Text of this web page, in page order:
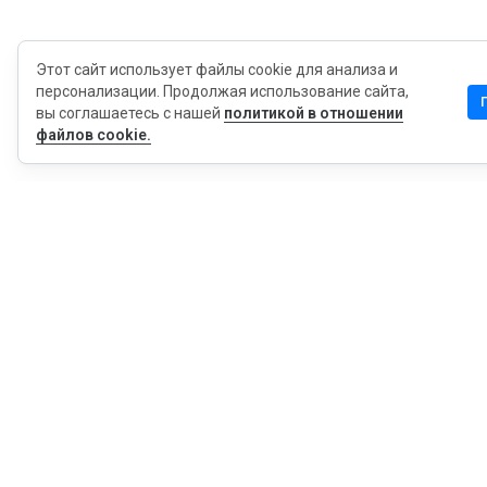
Этот сайт использует файлы cookie для анализа и
персонализации. Продолжая использование сайта,
вы соглашаетесь с нашей политикой в отношении
файлов cookie.